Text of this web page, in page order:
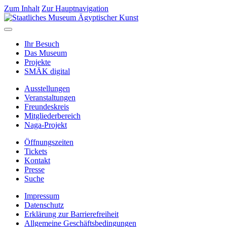
Zum Inhalt Zur Hauptnavigation
Ihr Besuch
Das Museum
Projekte
SMÄK digital
Ausstellungen
Veranstaltungen
Freundeskreis
Mitgliederbereich
Naga-Projekt
Öffnungszeiten
Tickets
Kontakt
Presse
Suche
Impressum
Datenschutz
Erklärung zur Barrierefreiheit
Allgemeine Geschäftsbedingungen